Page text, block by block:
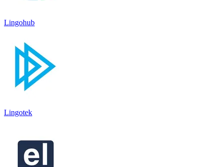
Lingohub
Lingotek